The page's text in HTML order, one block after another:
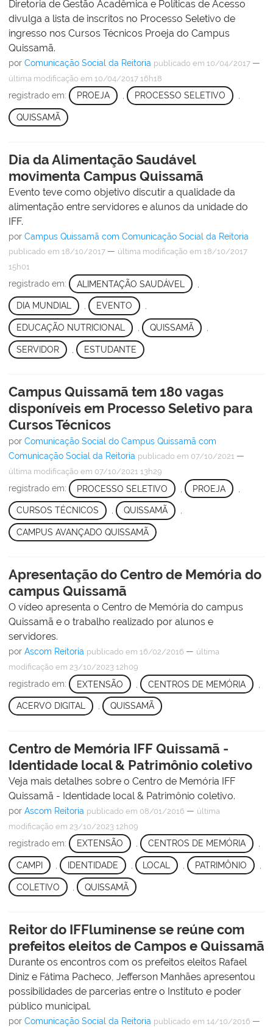
Diretoria de Gestão Acadêmica e Políticas de Acesso
divulga a lista de inscritos no Processo Seletivo de
ingresso nos Cursos Técnicos Proeja do Campus
Quissamã.
por Comunicação Social da Reitoria publicado em 10/04/2017 —
última modificação em 10/04/2017 16h18
registrado em: PROEJA , PROCESSO SELETIVO ,
QUISSAMÃ
Dia da Alimentação Saudável
movimenta Campus Quissamã
Evento teve como objetivo discutir a qualidade da
alimentação entre servidores e alunos da unidade do
IFF.
por Campus Quissamã com Comunicação Social da Reitoria
publicado em 18/10/2017 — última modificação em 18/10/2017
15h01
registrado em: ALIMENTAÇÃO SAUDÁVEL
DIA MUNDIAL , EVENTO ,
EDUCAÇÃO NUTRICIONAL QUISSAMÃ
SERVIDOR ESTUDANTE
Campus Quissamã tem 180 vagas
disponíveis em Processo Seletivo para
Cursos Técnicos
por Comunicação Social do Campus Quissamã com
Comunicação Social da Reitoria publicado em 07/10/2021 —
última modificação em 07/10/2021 13h29
registrado em: PROCESSO SELETIVO PROEJA
CURSOS TÉCNICOS , QUISSAMÃ ,
CAMPUS AVANÇADO QUISSAMÃ
Apresentação do Centro de Memória do
campus Quissamã
O vídeo apresenta o Centro de Memória do campus
Quissamã e o trabalho realizado por alunos e
servidores.
por Ascom Reitoria publicado em 16/02/2016 — última
modificação em 23/10/2023 12h09
registrado em: EXTENSÃO CENTROS DE MEMÓRIA
ACERVO DIGITAL , QUISSAMÃ
Centro de Memória IFF Quissamã -
Identidade local & Patrimônio coletivo
Veja mais detalhes sobre o Centro de Memória IFF
Quissamã - Identidade local & Patrimônio coletivo.
por Ascom Reitoria publicado em 08/01/2016 — última
modificação em 23/10/2023 12h09
registrado em: EXTENSÃO CENTROS DE MEMÓRIA
CAMPI IDENTIDADE LOCAL , PATRIMÔNIO
COLETIVO QUISSAMÃ
Reitor do IFFluminense se reúne com
prefeitos eleitos de Campos e Quissamã
Durante os encontros com os prefeitos eleitos Rafael
Diniz e Fátima Pacheco, Jefferson Manhães apresentou
possibilidades de parcerias entre o Instituto e poder
público municipal.
por Comunicação Social da Reitoria publicado em 14/10/2016 —